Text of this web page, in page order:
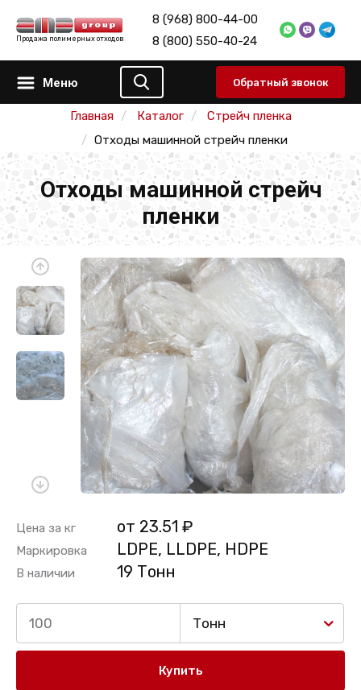
Продажа полимерных отходов
8 (968) 800-44-00
8 (800) 550-40-24
Меню Обратный звонок
Главная Каталог
Стрейч пленка
Отходы машинной стрейч пленки
Отходы машинной стрейч
пленки
Цена за кг от 23.51 ₽
Маркировка LDPE, LLDPE, HDPE
В наличии 19 Тонн
Тонн
Купить